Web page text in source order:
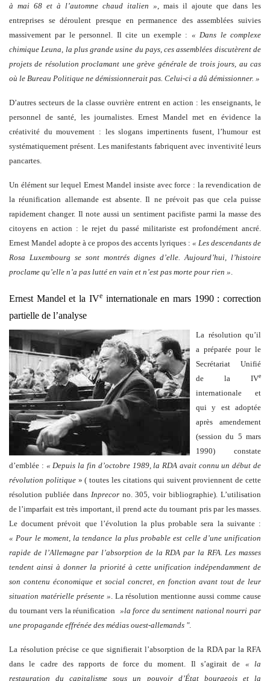
à mai 68 et à l’automne chaud italien » , mais il ajoute que dans les
entreprises se déroulent presque en permanence des assemblées suivies
massivement par le personnel. Il cite un exemple : « Dans le complexe
chimique Leuna, la plus grande usine du pays, ces assemblées discutèrent de
projets de résolution proclamant une grève générale de trois jours, au cas
où le Bureau Politique ne démissionnerait pas. Celui-ci a dû démissionner. »
D’autres secteurs de la classe ouvrière entrent en action : les enseignants, le
personnel de santé, les journalistes. Ernest Mandel met en évidence la
créativité du mouvement : les slogans impertinents fusent, l’humour est
systématiquement présent. Les manifestants fabriquent avec inventivité leurs
pancartes.
Un élément sur lequel Ernest Mandel insiste avec force : la revendication de
la réunification allemande est absente. Il ne prévoit pas que cela puisse
rapidement changer. Il note aussi un sentiment pacifiste parmi la masse des
citoyens en action : le rejet du passé militariste est profondément ancré.
Ernest Mandel adopte à ce propos des accents lyriques : « Les descendants de
Rosa Luxembourg se sont montrés dignes d’elle. Aujourd’hui, l’histoire
proclame qu’elle n’a pas lutté en vain et n’est pas morte pour rien »
Ernest Mandel et la IVeinternationale en mars 1990 : correction
partielle de l’analyse
La résolution qu’il
a préparée pour le
Secrétariat Unifié
de la IVe
internationale et
qui y est adoptée
après amendement
(session du 5 mars
1990) constate
d’emblée : « Depuis la fin d’octobre 1989, la RDA avait connu un début de
révolution politique» ( toutes les citations qui suivent proviennent de cette
résolution publiée dans Inprecorno. 305, voir bibliographie). L’utilisation
de l’imparfait est très important, il prend acte du tournant pris par les masses.
Le document prévoit que l’évolution la plus probable sera la suivante :
« Pour le moment, la tendance la plus probable est celle d’une unification
rapide de l’Allemagne par l’absorption de la RDA par la RFA. Les masses
tendent ainsi à donner la priorité à cette unification indépendamment de
son contenu économique et social concret, en fonction avant tout de leur
situation matérielle présente » . La résolution mentionne aussi comme cause
du tournant vers la réunification
»la force du sentiment national nourri par
une propagande effrénée des médias ouest-allemands ".
La résolution précise ce que signifierait l’absorption de la RDA par la RFA
dans le cadre des rapports de force du moment. Il s’agirait de « la
restauration du capitalisme sous un pouvoir d’État bourgeois et la